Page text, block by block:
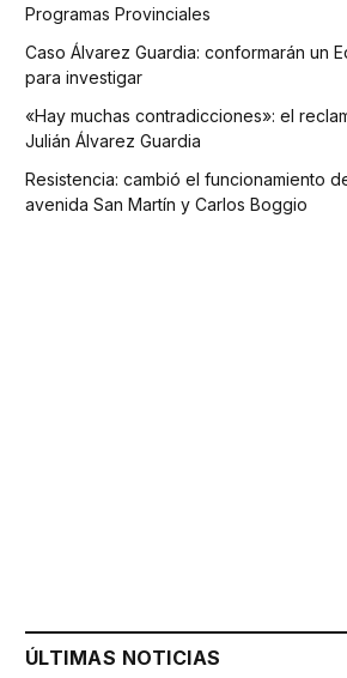
Programas Provinciales
Caso Álvarez Guardia: conformarán un
para investigar
«Hay muchas contradicciones»: el
Julián Álvarez Guardia
Resistencia: cambió el funcionamiento
avenida San Martín y Carlos Boggio
ÚLTIMAS NOTICIAS